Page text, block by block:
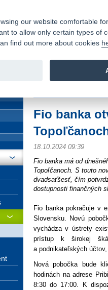
Fio banka
18.10.2024 09:39
Fio banka má od
Topoľčanoch. S touto
dvadsaťšesť, čím
dostupnosti finančných
Fio banka pokračuje v
Slovensku. Novú
vychádza v ústrety
prístup k širokej
a podnikateľských
Nová pobočka bude
hodinách na adrese
8:30 do 17:00. K
our website comfortable
to allow only certain types of
find out more about cookies